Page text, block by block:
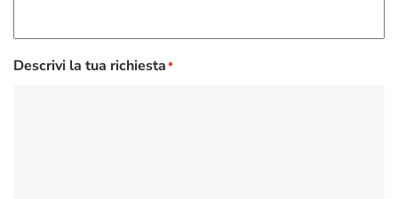
Descrivi la tua richiesta*